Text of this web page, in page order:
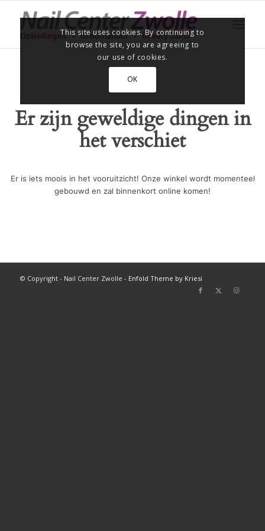
Er zijn geweldige dingen in
het verschiet
Er is iets moois in het vooruitzicht! Onze winkel wordt momenteel
gebouwd en zal binnenkort online komen!
© Copyright - Nail Center Zwolle - Enfold Theme by Kriesi
This site uses cookies. By continuing to
browse the site, you are agreeing to
our use of cookies.
OK